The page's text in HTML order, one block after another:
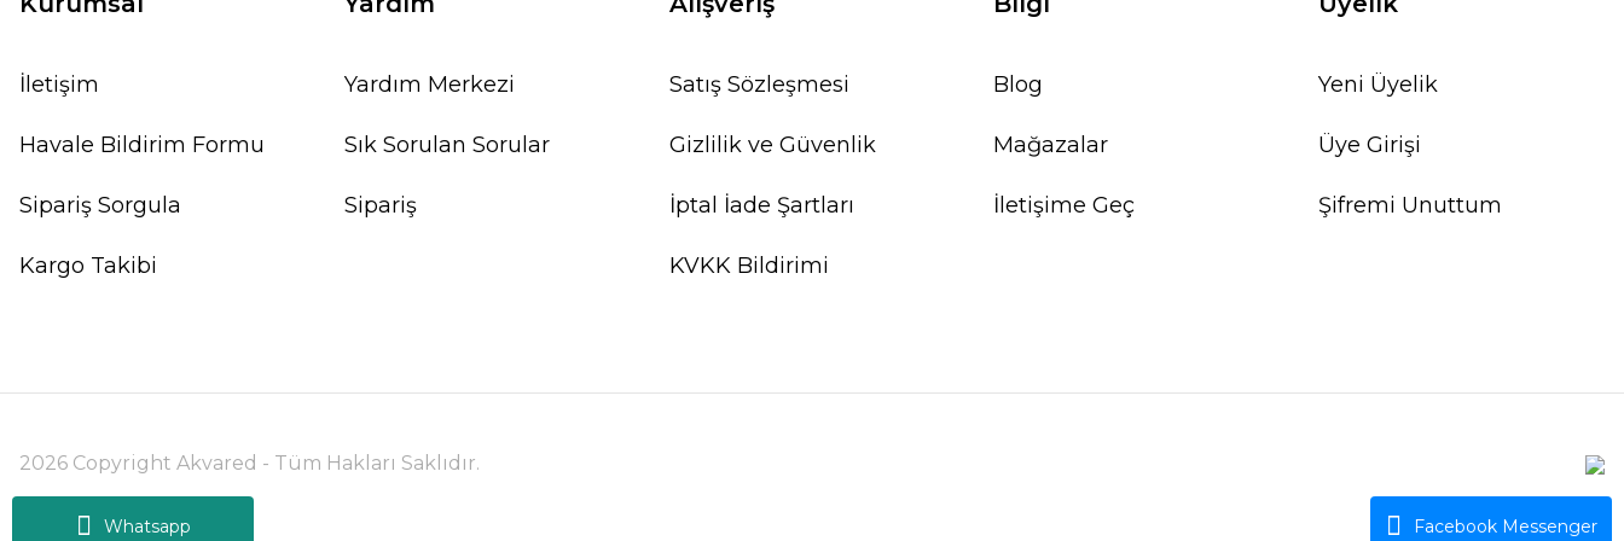
Facebook Messenger
Whatsapp
%10
İletişim
Havale Bildirim Formu
Sipariş Sorgula
Kargo Takibi
Yardım Merkezi
Sık Sorulan Sorular
Sipariş
Satış Sözleşmesi
Gizlilik ve Güvenlik
İptal İade Şartları
KVKK Bildirimi
Blog
Mağazalar
İletişime Geç
Yeni Üyelik
Üye Girişi
Şifremi Unuttum
2026 Copyright Akvared - Tüm Hakları Saklıdır.